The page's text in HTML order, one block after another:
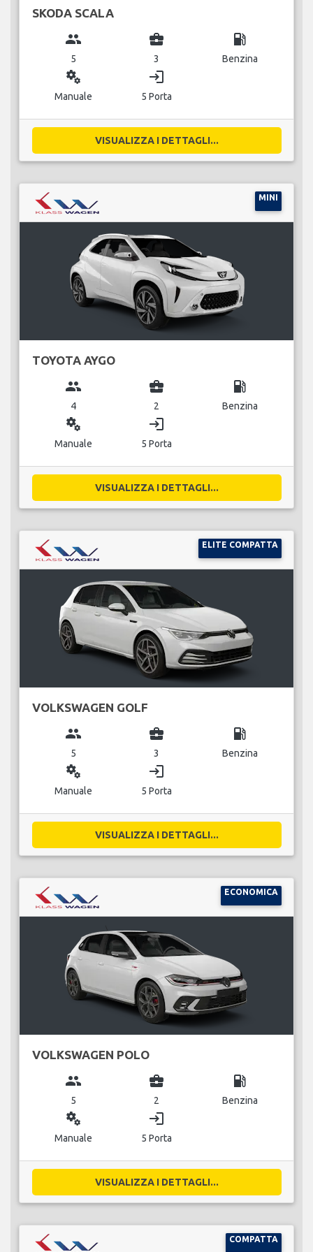
SKODA SCALA
group
5
business_center
3
local_gas_station
Benzina
miscellaneous_services
Manuale
login
5 Porta
VISUALIZZA I DETTAGLI...
MINI
TOYOTA AYGO
group
4
business_center
2
local_gas_station
Benzina
miscellaneous_services
Manuale
login
5 Porta
VISUALIZZA I DETTAGLI...
ELITE COMPATTA
VOLKSWAGEN GOLF
group
5
business_center
3
local_gas_station
Benzina
miscellaneous_services
Manuale
login
5 Porta
VISUALIZZA I DETTAGLI...
ECONOMICA
VOLKSWAGEN POLO
group
5
business_center
2
local_gas_station
Benzina
miscellaneous_services
Manuale
login
5 Porta
VISUALIZZA I DETTAGLI...
COMPATTA